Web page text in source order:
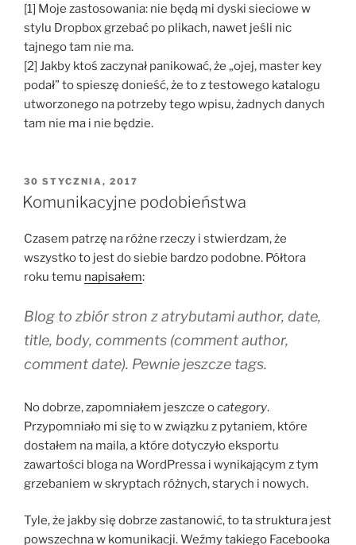
[1] Moje zastosowania: nie będą mi dyski sieciowe w
stylu Dropbox grzebać po plikach, nawet jeśli nic
tajnego tam nie ma.
[2] Jakby ktoś zaczynał panikować, że „ojej, master key
podał” to spieszę donieść, że to z testowego katalogu
utworzonego na potrzeby tego wpisu, żadnych danych
tam nie ma i nie będzie.
OPUBLIKOWANE
W
30 STYCZNIA, 2017
Komunikacyjne podobieństwa
Czasem patrzę na różne rzeczy i stwierdzam, że
wszystko to jest do siebie bardzo podobne. Półtora
roku temu napisałem:
Blog to zbiór stron z atrybutamiauthor, date,
title, body, comments (comment author,
comment date). Pewnie jeszcze tags.
No dobrze, zapomniałem jeszcze ocategory.
Przypomniało mi się to w związku z pytaniem, które
dostałem na maila, a które dotyczyło eksportu
zawartości bloga na WordPressa i wynikającym z tym
grzebaniem w skryptach różnych, starych i nowych.
Tyle, że jakby się dobrze zastanowić, to ta struktura jest
powszechna w komunikacji. Weźmy takiego Facebooka